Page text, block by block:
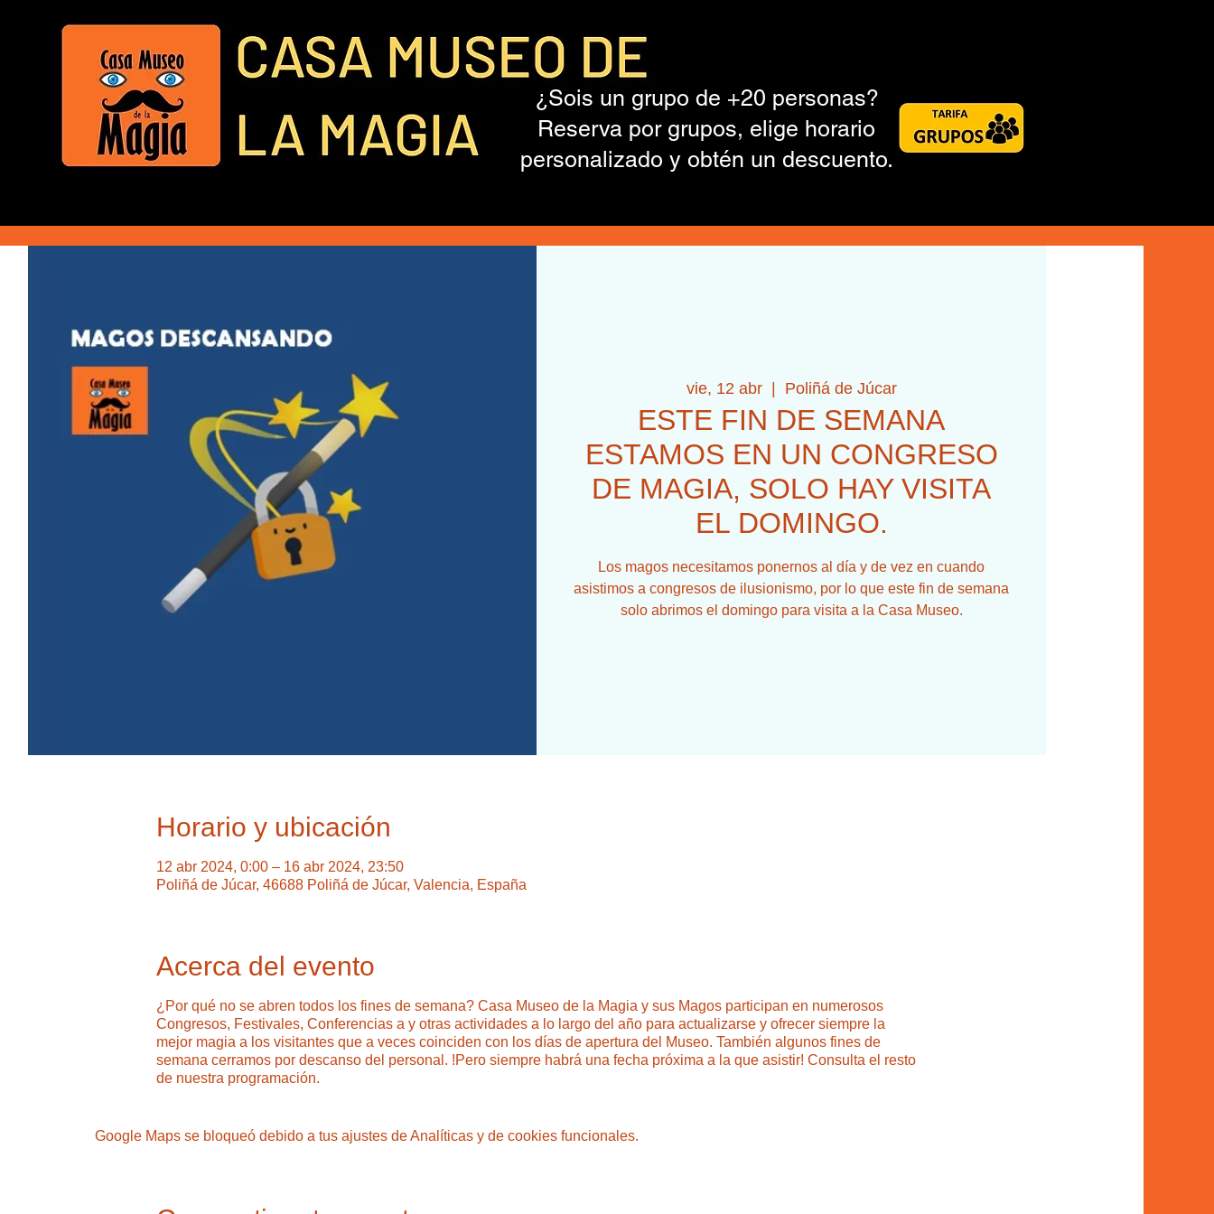
¿Sois un grupo de +20 personas?
Reserva por grupos, elige horario
personalizado y obtén un descuento.
vie, 12 abr
  |
Poliñá de Júcar
ESTE FIN DE SEMANA
ESTAMOS EN UN CONGRESO
DE MAGIA, SOLO HAY VISITA
EL DOMINGO.
Los magos necesitamos ponernos al día y de vez en cuando
asistimos a congresos de ilusionismo, por lo que este fin de semana
solo abrimos el domingo para visita a la Casa Museo.
Horario y ubicación
12 abr 2024, 0:00 – 16 abr 2024, 23:50
Poliñá de Júcar, 46688 Poliñá de Júcar, Valencia, España
Acerca del evento
¿Por qué no se abren todos los fines de semana? Casa Museo de la Magia y sus Magos participan en numerosos
Congresos, Festivales, Conferencias a y otras actividades a lo largo del año para actualizarse y ofrecer siempre la
mejor magia a los visitantes que a veces coinciden con los días de apertura del Museo. También algunos fines de
semana cerramos por descanso del personal. !Pero siempre habrá una fecha próxima a la que asistir! Consulta el resto
de nuestra programación.
Google Maps se bloqueó debido a tus ajustes de Analíticas y de cookies funcionales.